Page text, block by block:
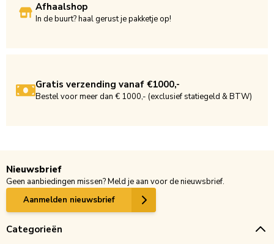
Afhaalshop
In de buurt? haal gerust je pakketje op!
Gratis verzending vanaf €1000,-
Bestel voor meer dan € 1000,- (exclusief statiegeld & BTW)
Nieuwsbrief
Geen aanbiedingen missen? Meld je aan voor de nieuwsbrief.
Aanmelden nieuwsbrief
Categorieën